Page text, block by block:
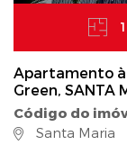
Apartamento à
Green, SANTA
Código do
Santa Maria